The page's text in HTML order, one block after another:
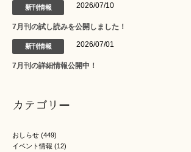
新刊情報 2026/07/10
7月刊の試し読みを公開しました！
新刊情報 2026/07/01
7月刊の詳細情報公開中！
カテゴリー
おしらせ (449)
イベント情報 (12)